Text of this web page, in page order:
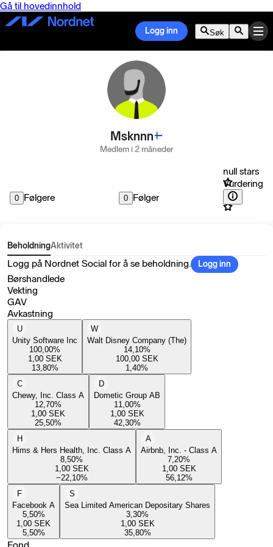
Gå til hovedinnhold
Logg inn Søk
Msknnn
Medlem i 2 måneder
0 Følgere 0 Følger
null stars
Vurdering
BeholdningAktivitet
Logg på Nordnet Social for å se beholdning. Logg inn
Børshandlede
Vekting
GAV
Avkastning
U
Unity Software Inc
100,00%
1,00 SEK
13,80%
W
Walt Disney Company (The)
14,10%
100,00 SEK
1,40%
C
Chewy, Inc. Class A
12,70%
1,00 SEK
25,50%
D
Dometic Group AB
11,00%
1,00 SEK
42,30%
H
Hims & Hers Health, Inc. Class A
8,50%
1,00 SEK
−22,10%
A
Airbnb, Inc. - Class A
7,20%
1,00 SEK
56,12%
F
Facebook A
5,50%
1,00 SEK
5,50%
S
Sea Limited American Depositary Shares
3,30%
1,00 SEK
35,80%